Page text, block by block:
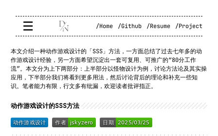
☰ /Home /Github /Resume /Project
本文介绍一种动作游戏设计的「SSS」方法，一方面总结了过去七年多的动
作游戏设计经验，另一方面希望沉淀出一套可复用、可推广的“80分工作
流”。本文分为上下两部分：上半部分以怪物设计为例，讨论方法论及其实操
应用，下半部分我们将看到更多用法，然后讨论背后的理论和补充一些知
识。笔者能力有限，行文多有纰漏，欢迎读者批评指正。
动作游戏设计的SSS方法